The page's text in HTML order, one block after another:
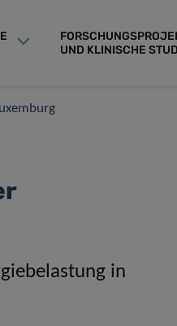
UND KLINISCHE
in